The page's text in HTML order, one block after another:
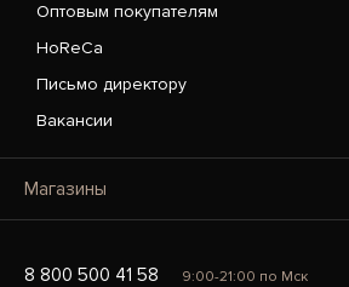
Оптовым покупателям
HoReCa
Письмо директору
Вакансии
Магазины
8 800 500 41 58 9:00-21:00 по Мск